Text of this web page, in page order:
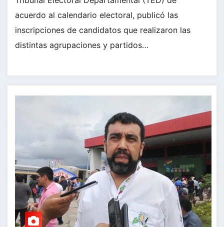
acuerdo al calendario electoral, publicó las
inscripciones de candidatos que realizaron las
distintas agrupaciones y partidos…